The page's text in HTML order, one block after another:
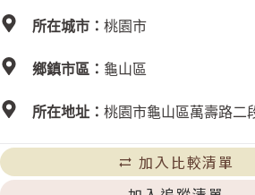
所在城市： 桃園市
鄉鎮市區： 龜山區
所在地址： 桃園市龜山區萬壽路二
加入比較清單